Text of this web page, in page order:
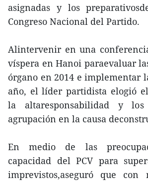
asignadas y los
Congreso Nacional del Partido.
Alintervenir en una
víspera en Hanoi paraevaluar
órgano en 2014 e implementar
año, el líder partidista elogió
la altaresponsabilidad y
agrupación en la causa
En medio de las
capacidad del PCV para
imprevistos,aseguró que con